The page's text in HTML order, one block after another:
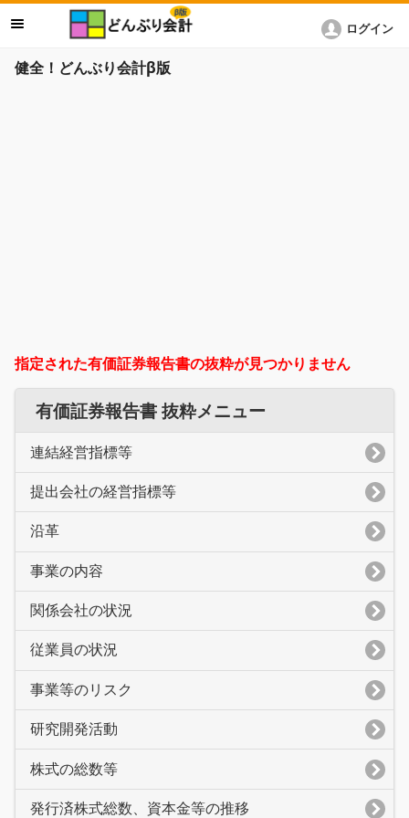
健全！どんぶり会計β版
ログイン
指定された有価証券報告書の抜粋が見つかりません
有価証券報告書 抜粋メニュー
連結経営指標等
提出会社の経営指標等
沿革
事業の内容
関係会社の状況
従業員の状況
事業等のリスク
研究開発活動
株式の総数等
発行済株式総数、資本金等の推移